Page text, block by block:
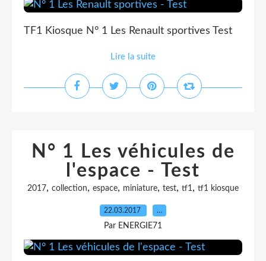
TF1 Kiosque N° 1 Les Renault sportives Test
Lire la suite
N° 1 Les véhicules de
l'espace - Test
2017, collection, espace, miniature, test, tf1, tf1 kiosque
22.03.2017 …
Par ENERGIE71